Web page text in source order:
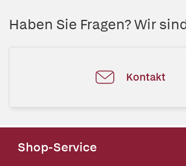
Haben Sie Fragen? Wir
Kontakt
Shop-Service